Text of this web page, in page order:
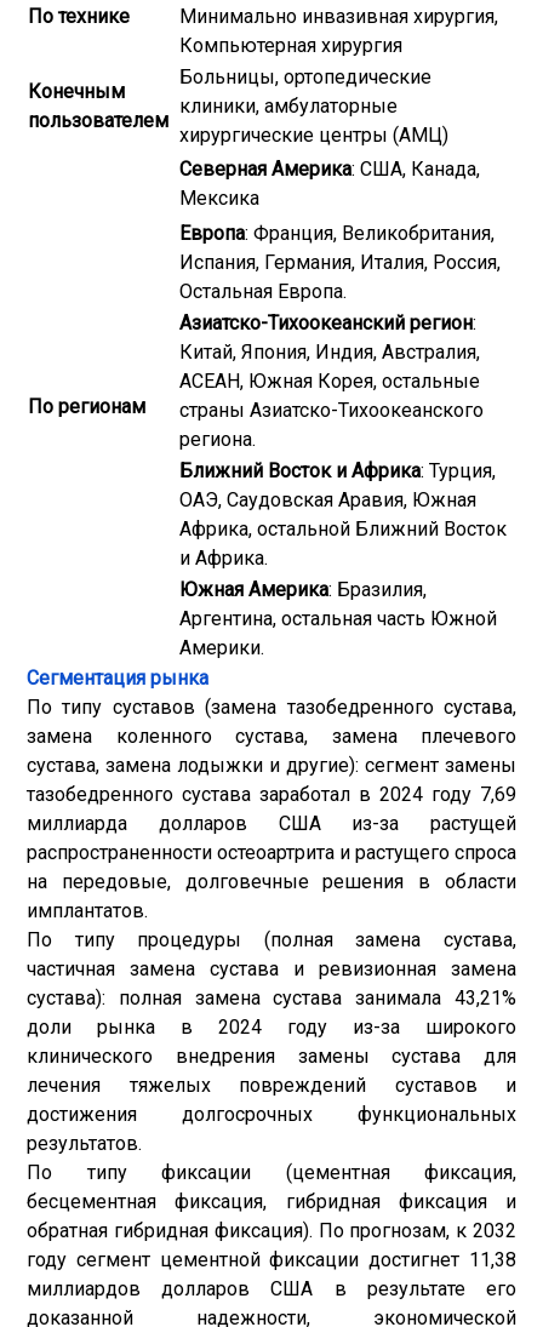
По технике
Минимально инвазивная хирургия,
Компьютерная хирургия
Конечным
пользователем
Больницы, ортопедические
клиники, амбулаторные
хирургические центры (АМЦ)
По регионам
Северная Америка: США, Канада,
Мексика
Европа: Франция, Великобритания,
Испания, Германия, Италия, Россия,
Остальная Европа.
Азиатско-Тихоокеанский регион:
Китай, Япония, Индия, Австралия,
АСЕАН, Южная Корея, остальные
страны Азиатско-Тихоокеанского
региона.
Ближний Восток и Африка: Турция,
ОАЭ, Саудовская Аравия, Южная
Африка, остальной Ближний Восток
и Африка.
Южная Америка: Бразилия,
Аргентина, остальная часть Южной
Америки.
Сегментация рынка
По типу суставов (замена тазобедренного сустава,
замена коленного сустава, замена плечевого
сустава, замена лодыжки и другие): сегмент замены
тазобедренного сустава заработал в 2024 году 7,69
миллиарда долларов США из-за растущей
распространенности остеоартрита и растущего спроса
на передовые, долговечные решения в области
имплантатов.
По типу процедуры (полная замена сустава,
частичная замена сустава и ревизионная замена
сустава): полная замена сустава занимала 43,21%
доли рынка в 2024 году из-за широкого
клинического внедрения замены сустава для
лечения тяжелых повреждений суставов и
достижения долгосрочных функциональных
результатов.
По типу фиксации (цементная фиксация,
бесцементная фиксация, гибридная фиксация и
обратная гибридная фиксация). По прогнозам, к 2032
году сегмент цементной фиксации достигнет 11,38
миллиардов долларов США в результате его
доказанной надежности, экономической